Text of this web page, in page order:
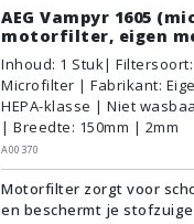
AEG Vampyr 1605
motorfilter, eigen
Inhoud: 1 Stuk|
Microfilter | Fabrikant:
HEPA-klasse | Niet
| Breedte: 150mm | 2mm
A00370
Motorfilter zorgt voor
en beschermt je